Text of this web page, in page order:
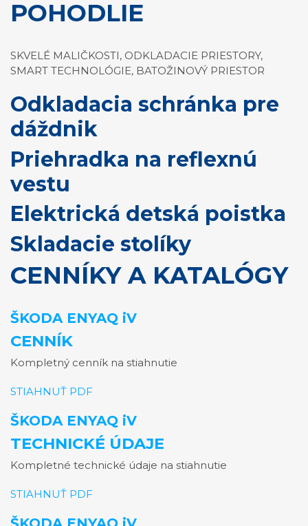
POHODLIE
SKVELÉ MALIČKOSTI, ODKLADACIE PRIESTORY,
SMART TECHNOLÓGIE, BATOŽINOVÝ PRIESTOR
Odkladacia schránka pre
dáždnik
Priehradka na reflexnú
vestu
Elektrická detská poistka
Skladacie stolíky
CENNÍKY A KATALÓGY
ŠKODA ENYAQ iV
CENNÍK
Kompletný cenník na stiahnutie
STIAHNUŤ PDF
ŠKODA ENYAQ iV
TECHNICKÉ ÚDAJE
Kompletné technické údaje na stiahnutie
STIAHNUŤ PDF